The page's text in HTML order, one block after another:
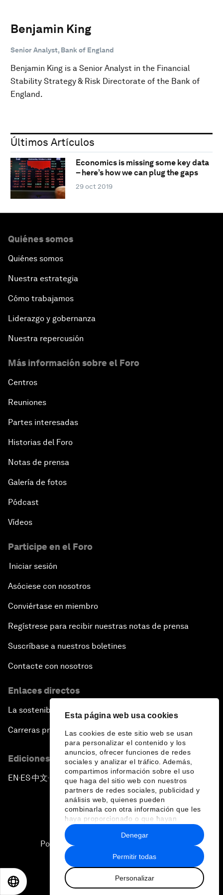
Esta página web usa cookies
Las cookies de este sitio web se usan
para personalizar el contenido y los
anuncios, ofrecer funciones de redes
sociales y analizar el tráfico. Además,
compartimos información sobre el uso
que haga del sitio web con nuestros
partners de redes sociales, publicidad y
análisis web, quienes pueden
combinarla con otra información que les
haya proporcionado o que hayan
recopilado a partir del uso que haya
hecho de sus servicios.
Permitir todas
Personalizar
Denegar
Benjamin King
Senior Analyst, Bank of England
Benjamin King is a Senior Analyst in the Financial
Stability Strategy & Risk Directorate of the Bank of
England.
Últimos Artículos
Economics is missing some key data
– here’s how we can plug the gaps
29 oct 2019
Quiénes somos
Quiénes somos
Nuestra estrategia
Cómo trabajamos
Liderazgo y gobernanza
Nuestra repercusión
Más información sobre el Foro
Centros
Reuniones
Partes interesadas
Historias del Foro
Notas de prensa
Galería de fotos
Pódcast
Vídeos
Participe en el Foro
Iniciar sesión
Asóciese con nosotros
Conviértase en miembro
Regístrese para recibir nuestras notas de prensa
Suscríbase a nuestros boletines
Contacte con nosotros
Enlaces directos
La sostenibilidad en el Foro
Carreras profesionales
Ediciones en otros idiomas
EN ▪ES▪中文▪ 日本語
Política de privacidad y normas de uso
Sitemap
2026 Foro Económico Mundial